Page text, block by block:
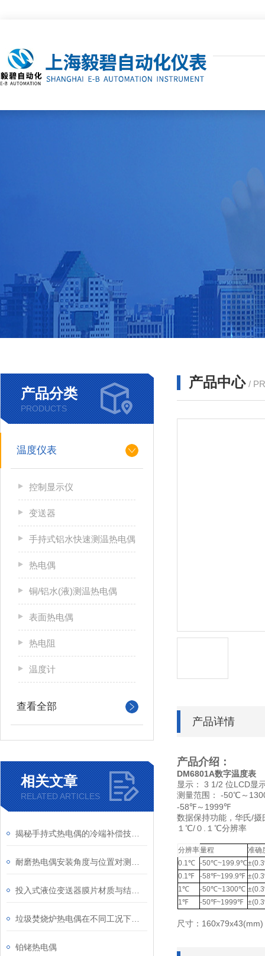
产品分类
PRODUCTS
温度仪表
控制显示仪
变送器
手持式铝水快速测温热电偶
热电偶
铜/铝水(液)测温热电偶
表面热电偶
热电阻
温度计
查看全部
相关文章
RELATED ARTICLES
铂铑热电偶
产品中心 /
产品详情
产品介绍：
DM6801A数字温度表
显示：
3 1/2 位LCD显
测量范围：
-50℃ ～
-58℉～ 1999℉
数据保持功能，华氏/摄
１ ℃/０ １ ℃分辨率
分辨率量程
准确
0.1℃ -50℃~199.9℃
0.1℉ -58℉~199.9℉
1℃ -50℃~1300℃
1℉ -50℉~1999℉
尺寸： 160x79x43(mm)